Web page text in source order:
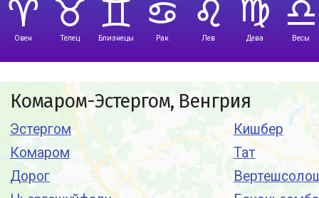
Овен Телец Близнецы Рак Лев Дева Весы
Комаром-Эстергом, Венгрия
Эстергом
Комаром
Дорог
Кишбер
Тат